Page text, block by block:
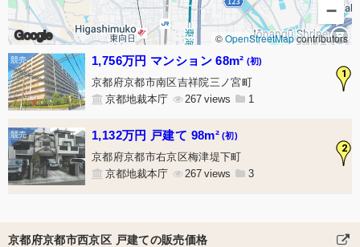
Google
−
©OpenStreetMapcontributors
1
1,756万円 マンション 68m² (初)
京都府京都市南区吉祥院三ノ宮町
京都地裁本庁
267 1
2
1,132万円 戸建て 98m² (初)
京都府京都市右京区梅津堤下町
京都地裁本庁
267 3
京都府京都市西京区 戸建ての販売価格